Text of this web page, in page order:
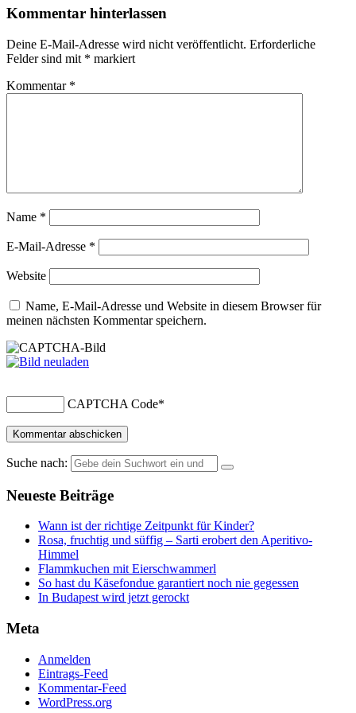
Kommentar hinterlassen
Deine E-Mail-Adresse wird nicht veröffentlicht. Erforderliche
Felder sind mit * markiert
Kommentar *
Name *
E-Mail-Adresse *
Website
Name, E-Mail-Adresse und Website in diesem Browser für
meinen nächsten Kommentar speichern.
CAPTCHA Code*
Suche nach:
Neueste Beiträge
Wann ist der richtige Zeitpunkt für Kinder?
Rosa, fruchtig und süffig – Sarti erobert den Aperitivo-
Himmel
Flammkuchen mit Eierschwammerl
So hast du Käsefondue garantiert noch nie gegessen
In Budapest wird jetzt gerockt
Meta
Anmelden
Eintrags-Feed
Kommentar-Feed
WordPress.org